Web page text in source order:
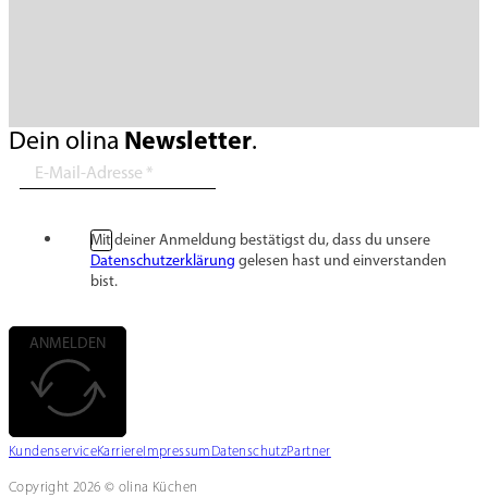
Dein olina Newsletter.
Mit deiner Anmeldung bestätigst du, dass du unsere
Datenschutzerklärung gelesen hast und einverstanden
bist.
ANMELDEN
KundenserviceKarriereImpressum DatenschutzPartner
Copyright 2026 © olina Küchen